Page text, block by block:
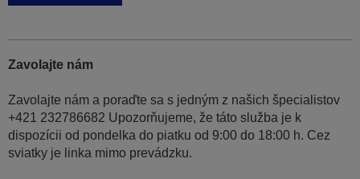
Zavolajte nám
Zavolajte nám a poraďte sa s jedným z našich špecialistov
+421 232786682 Upozorňujeme, že táto služba je k
dispozícii od pondelka do piatku od 9:00 do 18:00 h. Cez
sviatky je linka mimo prevádzku.